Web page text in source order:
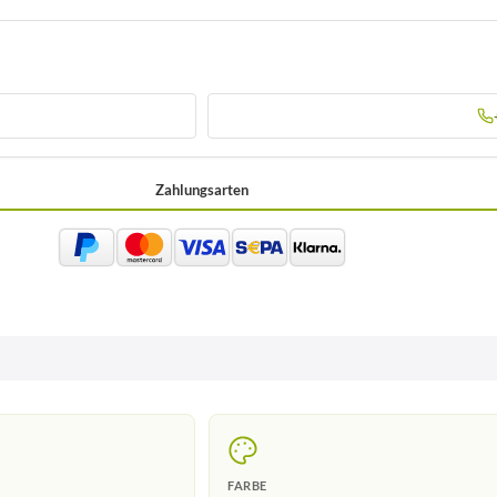
Zahlungsarten
FARBE